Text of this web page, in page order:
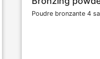
Poudre bronzante 4